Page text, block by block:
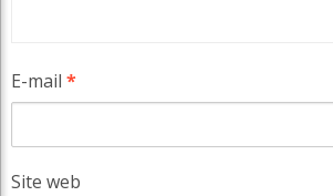
E-mail *
Site web